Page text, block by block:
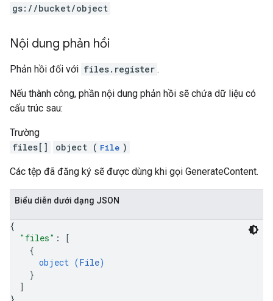
gs://bucket/object
Nội dung phản hồi
Phản hồi đối với files.register .
Nếu thành công, phần nội dung phản hồi sẽ chứa dữ liệu có
cấu trúc sau:
Trường
files[]
object ( File )
Các tệp đã đăng ký sẽ được dùng khi gọi GenerateContent.
Biểu diễn dưới dạng JSON
{
"files" :
[
{
object (File)
}
]